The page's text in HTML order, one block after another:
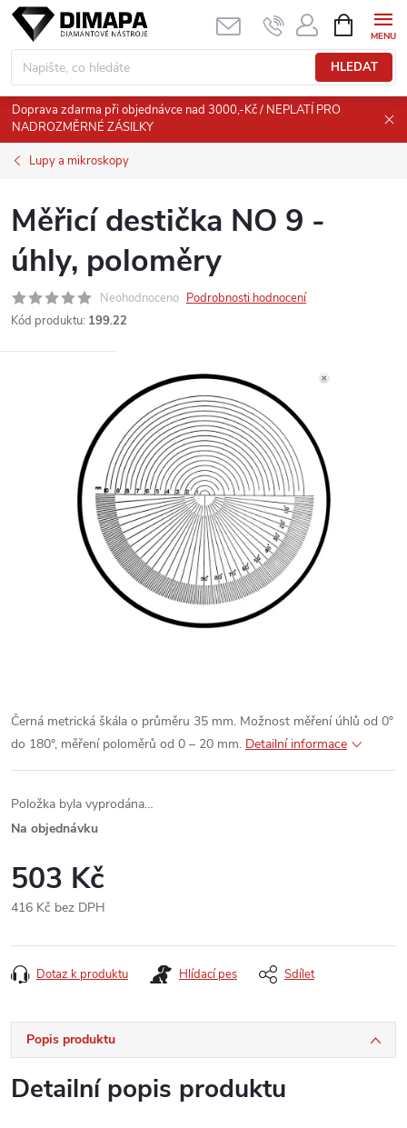
Přejít
obsah
HLEDAT
NÁKUPNÍ
KOŠÍK
Doprava zdarma při objednávce nad 3000,-Kč / NEPLATÍ PRO
NADROZMĚRNÉ ZÁSILKY
Lupy a mikroskopy
Měřicí destička NO 9 -
úhly, poloměry
Neohodnoceno Podrobnosti hodnocení
Kód produktu: 199.22
Černá metrická škála o průměru 35 mm. Možnost měření úhlů od 0°
do 180°, měření poloměrů od 0 – 20 mm. Detailní informace
Položka byla vyprodána…
Na objednávku
503 Kč
416 Kč bez DPH
cena:
Dotaz k produktu Hlídací pes Sdílet
Popis produktu
Detailní popis produktu